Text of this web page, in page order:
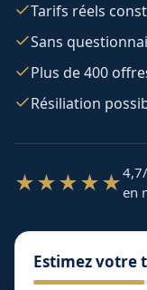
Tarifs réels
Sans
Plus de 400
Résiliation
★★★★★en
Estimez votre